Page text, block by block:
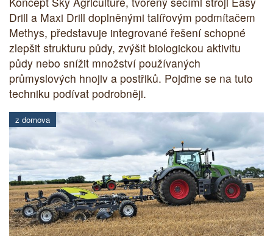
Drill a Maxi Drill doplněnými talířovým podmítačem
Methys, představuje integrované řešení schopné
zlepšit strukturu půdy, zvýšit biologickou aktivitu
půdy nebo snížit množství používaných
průmyslových hnojiv a postřiků. Pojďme se na tuto
techniku podívat podrobněji.
z domova